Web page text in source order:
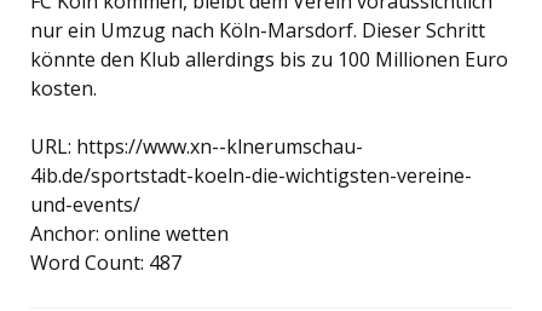
nur ein Umzug nach Köln-Marsdorf. Dieser Schritt
könnte den Klub allerdings bis zu 100 Millionen Euro
kosten.
URL: https://www.xn--klnerumschau-
4ib.de/sportstadt-koeln-die-wichtigsten-vereine-
und-events/
Anchor: online wetten
Word Count: 487